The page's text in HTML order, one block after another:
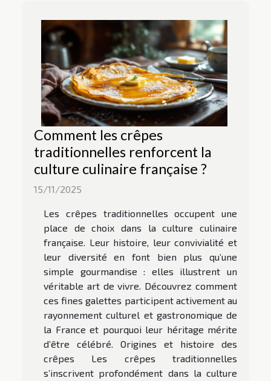
Comment les crêpes
traditionnelles renforcent la
culture culinaire française ?
15/11/2025
Les crêpes traditionnelles occupent une
place de choix dans la culture culinaire
française. Leur histoire, leur convivialité et
leur diversité en font bien plus qu’une
simple gourmandise : elles illustrent un
véritable art de vivre. Découvrez comment
ces fines galettes participent activement au
rayonnement culturel et gastronomique de
la France et pourquoi leur héritage mérite
d’être célébré. Origines et histoire des
crêpes Les crêpes traditionnelles
s’inscrivent profondément dans la culture